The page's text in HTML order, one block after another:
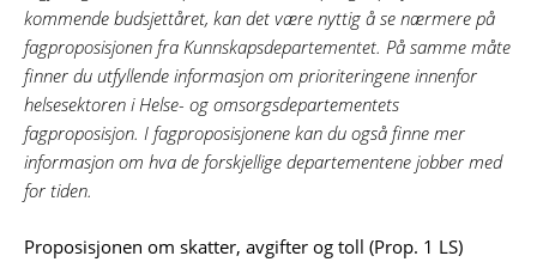
kommende budsjettåret, kan det være nyttig å se nærmere på
fagproposisjonen fra Kunnskapsdepartementet. På samme måte
finner du utfyllende informasjon om prioriteringene innenfor
helsesektoren i Helse- og omsorgsdepartementets
fagproposisjon. I fagproposisjonene kan du også finne mer
informasjon om hva de forskjellige departementene jobber med
for tiden.
Proposisjonen om skatter, avgifter og toll (Prop. 1 LS)